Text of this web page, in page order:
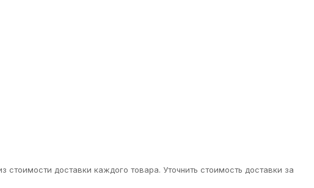
доставки каждого товара. Уточнить стоимость доставки за